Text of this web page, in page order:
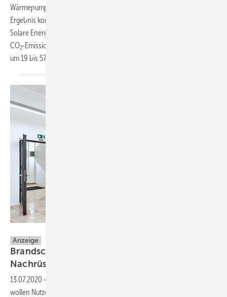
Wärmepumpen zuverlässig und sind ökologisch vorteilhaft. Zu diesem
Ergebnis kommt ein Forschungsprojekt des Fraunhofer-Instituts für
Solare Energiesysteme ISE. Die auf Basis der Messungen errechneten
CO2-Emissionen lagen im Vergleich zu Erdgas-Brennwertheizkesseln
um 19 bis 57 %
Anzeige
Brandschutz im Altbau und zum einfachen
Nachrüsten: GEZE FA GC
13.07.2020 -
wollen Nutzer nicht auf den Komfort automatisierter Türen oder